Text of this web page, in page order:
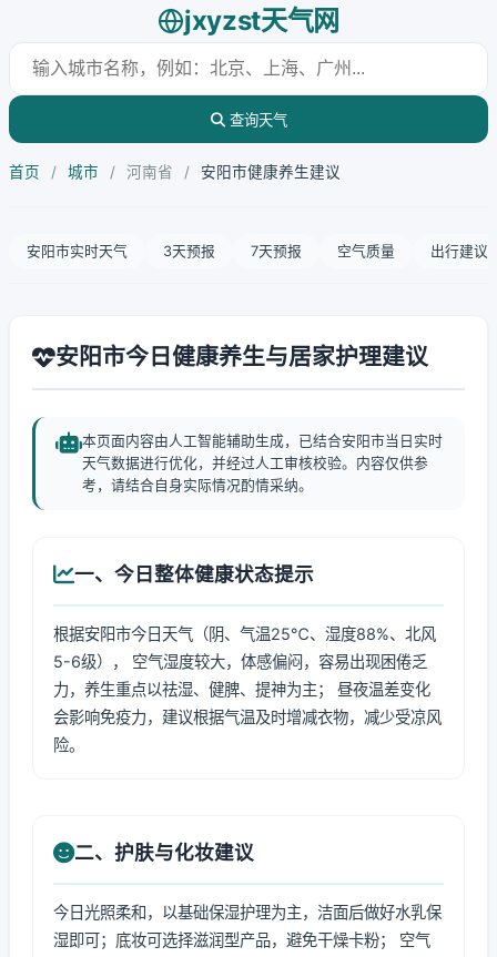
jxyzst天气网
查询天气
首页 / 城市 / 河南省 / 安阳市健康养生建议
安阳市实时天气 3天预报 7天预报 空气质量 出行建议
安阳市今日健康养生与居家护理建议
本页面内容由人工智能辅助生成，已结合安阳市当日实时
天气数据进行优化，并经过人工审核校验。内容仅供参
考，请结合自身实际情况酌情采纳。
一、今日整体健康状态提示
根据安阳市今日天气（阴、气温25℃、湿度88%、北风
5-6级）， 空气湿度较大，体感偏闷，容易出现困倦乏
力，养生重点以祛湿、健脾、提神为主； 昼夜温差变化
会影响免疫力，建议根据气温及时增减衣物，减少受凉风
险。
二、护肤与化妆建议
今日光照柔和，以基础保湿护理为主，洁面后做好水乳保
湿即可；底妆可选择滋润型产品，避免干燥卡粉； 空气